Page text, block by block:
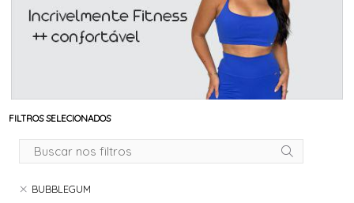
FILTROS SELECIONADOS
BUBBLEGUM